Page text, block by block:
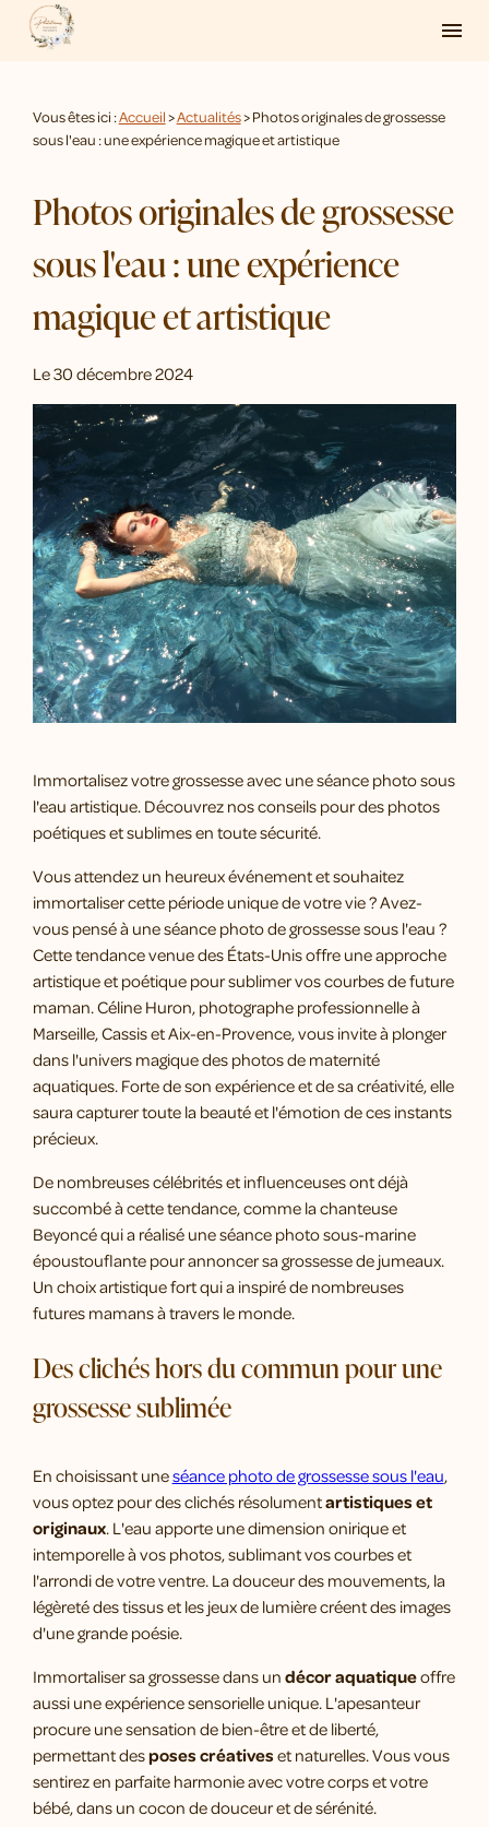
menu
Vous êtes ici :Accueil>Actualités> Photos originales de grossesse
sous l'eau : une expérience magique et artistique
Photos originales de grossesse
sous l'eau : une expérience
magique et artistique
Le30 décembre 2024
Immortalisez votre grossesse avec une séance photo sous
l'eau artistique. Découvrez nos conseils pour des photos
poétiques et sublimes en toute sécurité.
Vous attendez un heureux événement et souhaitez
immortaliser cette période unique de votre vie ? Avez-
vous pensé à une séance photo de grossesse sous l'eau ?
Cette tendance venue des États-Unis offre une approche
artistique et poétique pour sublimer vos courbes de future
maman. Céline Huron, photographe professionnelle à
Marseille, Cassis et Aix-en-Provence, vous invite à plonger
dans l'univers magique des photos de maternité
aquatiques. Forte de son expérience et de sa créativité, elle
saura capturer toute la beauté et l'émotion de ces instants
précieux.
De nombreuses célébrités et influenceuses ont déjà
succombé à cette tendance, comme la chanteuse
Beyoncé qui a réalisé une séance photo sous-marine
époustouflante pour annoncer sa grossesse de jumeaux.
Un choix artistique fort qui a inspiré de nombreuses
futures mamans à travers le monde.
Des clichés hors du commun pour une
grossesse sublimée
En choisissant uneséance photo de grossesse sous l'eau,
vous optez pour des clichés résolumentartistiques et
originaux. L'eau apporte une dimension onirique et
intemporelle à vos photos, sublimant vos courbes et
l'arrondi de votre ventre. La douceur des mouvements, la
légèreté des tissus et les jeux de lumière créent des images
d'une grande poésie.
Immortaliser sa grossesse dans un décor aquatiqueoffre
aussi une expérience sensorielle unique. L'apesanteur
procure une sensation de bien-être et de liberté,
permettant desposes créatives et naturelles. Vous vous
sentirez en parfaite harmonie avec votre corps et votre
bébé, dans un cocon de douceur et de sérénité.
Panneau de gestion des cookies